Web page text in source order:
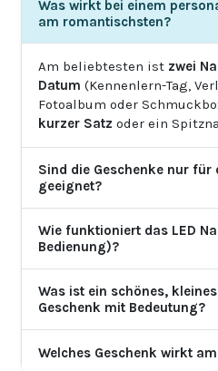
Was wirkt bei einem
am romantischsten?
Am beliebtesten ist zwei
Datum (Kennenlern-Tag,
Fotoalbum oder
kurzer Satz oder ein
Sind die Geschenke nur für
geeignet?
Wie funktioniert das LED
Bedienung)?
Was ist ein schönes,
Geschenk mit Bedeutung?
Welches Geschenk wirkt